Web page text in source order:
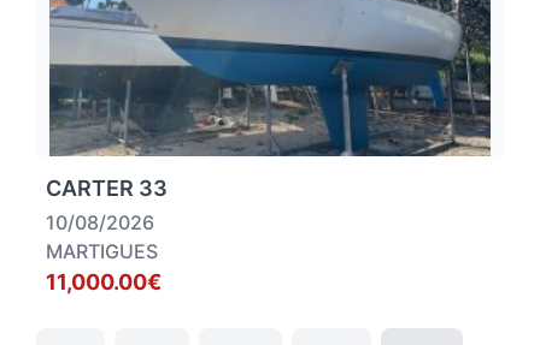
CARTER 33
10/08/2026
MARTIGUES
11,000.00€